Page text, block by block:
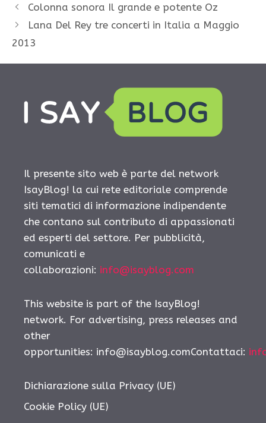
Colonna sonora Il grande e potente Oz
Lana Del Rey tre concerti in Italia a Maggio
2013
Il presente sito web è parte del network
IsayBlog! la cui rete editoriale comprende
siti tematici di informazione indipendente
che contano sul contributo di appassionati
ed esperti del settore. Per pubblicità,
comunicati e
collaborazioni: info@isayblog.com
This website is part of the IsayBlog!
network. For advertising, press releases and
other
opportunities: info@isayblog.comContattaci:
Dichiarazione sulla Privacy (UE)
Cookie Policy (UE)